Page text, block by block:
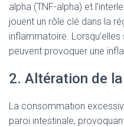
alpha (TNF-alpha) et
jouent un rôle clé dans la
inflammatoire.
peuvent provoquer une
2. Altération de
La consommation
paroi intestinale,